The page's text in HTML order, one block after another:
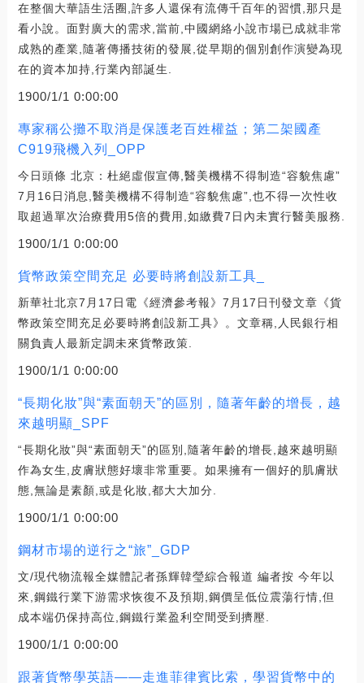
在整個大華語生活圈,許多人還保有流傳千百年的習慣,那只是
看小說。面對廣大的需求,當前,中國網絡小說市場已成就非常
成熟的產業,隨著傳播技術的發展,從早期的個別創作演變為現
在的資本加持,行業內部誕生.
1900/1/1 0:00:00
專家稱公攤不取消是保護老百姓權益；第二架國產
C919飛機入列_OPP
今日頭條 北京：杜絕虛假宣傳,醫美機構不得制造“容貌焦慮”
7月16日消息,醫美機構不得制造“容貌焦慮”,也不得一次性收
取超過單次治療費用5倍的費用,如繳費7日內未實行醫美服務.
1900/1/1 0:00:00
貨幣政策空間充足 必要時將創設新工具_
新華社北京7月17日電《經濟參考報》7月17日刊發文章《貨
幣政策空間充足必要時將創設新工具》。文章稱,人民銀行相
關負責人最新定調未來貨幣政策.
1900/1/1 0:00:00
“長期化妝”與“素面朝天”的區別，隨著年齡的增長，越
來越明顯_SPF
“長期化妝”與“素面朝天”的區別,隨著年齡的增長,越來越明顯
作為女生,皮膚狀態好壞非常重要。如果擁有一個好的肌膚狀
態,無論是素顏,或是化妝,都大大加分.
1900/1/1 0:00:00
鋼材市場的逆行之“旅”_GDP
文/現代物流報全媒體記者孫輝韓瑩綜合報道 編者按 今年以
來,鋼鐵行業下游需求恢復不及預期,鋼價呈低位震蕩行情,但
成本端仍保持高位,鋼鐵行業盈利空間受到擠壓.
1900/1/1 0:00:00
跟著貨幣學英語——走進菲律賓比索，學習貨幣中的